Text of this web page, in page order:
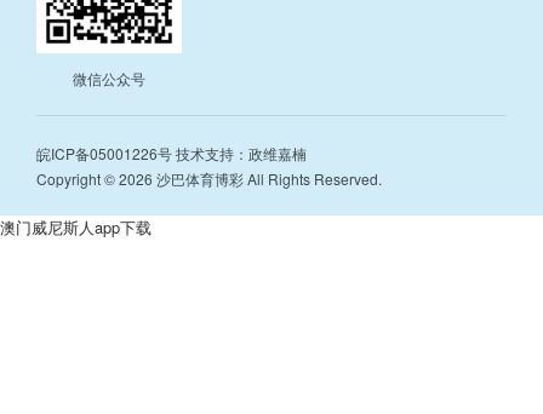
微信公众号
皖ICP备05001226号技术支持：政维嘉楠
Copyright © 2026 沙巴体育博彩 All Rights Reserved.
澳门威尼斯人app下载